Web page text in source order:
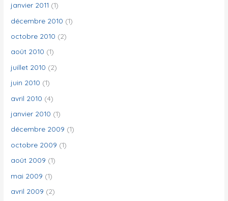
janvier 2011 (1)
décembre 2010 (1)
octobre 2010 (2)
août 2010 (1)
juillet 2010 (2)
juin 2010 (1)
avril 2010 (4)
janvier 2010 (1)
décembre 2009 (1)
octobre 2009 (1)
août 2009 (1)
mai 2009 (1)
avril 2009 (2)